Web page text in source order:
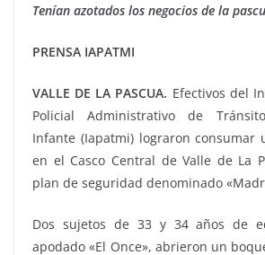
Tenían azotados los negocios de la
PRENSA IAPATMI
VALLE DE LA PASCUA. Efectivos del
Policial Administrativo de
Infante (Iapatmi) lograron consumar
en el Casco Central de Valle de La
plan de seguridad denominado
Dos sujetos de 33 y 34 años de
apodado «El Once», abrieron un